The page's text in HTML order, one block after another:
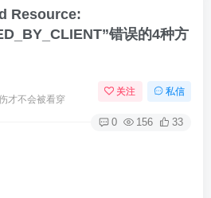
Resource:
错误的4种方
才不会被看穿
关注 私信
0 156 33